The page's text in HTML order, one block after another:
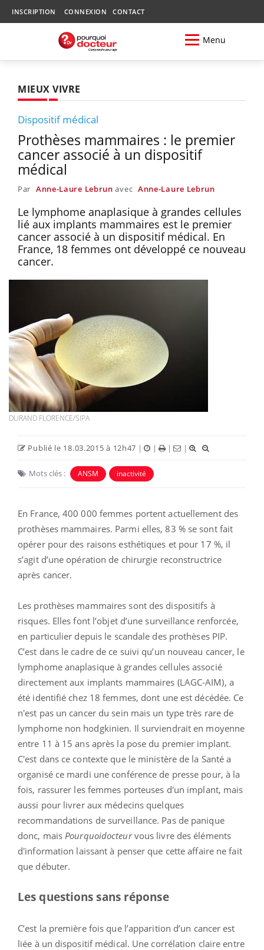
INSCRIPTION CONNEXION CONTACT
Menu
MIEUX VIVRE
Dispositif médical
Prothèses mammaires : le premier
cancer associé à un dispositif
médical
Par Anne-Laure Lebrun avec Anne-Laure Lebrun
Le lymphome anaplasique à grandes cellules
lié aux implants mammaires est le premier
cancer associé à un dispositif médical. En
France, 18 femmes ont développé ce nouveau
cancer.
DURAND FLORENCE/SIPA
Publié le 18.03.2015 à 12h47 | | | |
Mots clés : ANSM inactivité
En France, 400 000 femmes portent actuellement des
prothèses mammaires. Parmi elles, 83 % se sont fait
opérer pour des raisons esthétiques et pour 17 %, il
s’agit d’une opération de chirurgie reconstructrice
après cancer.
Les prothèses mammaires sont des dispositifs à
risques. Elles font l’objet d’une surveillance renforcée,
en particulier depuis le scandale des prothèses PIP.
C’est dans le cadre de ce suivi qu’un nouveau cancer, le
lymphome anaplasique à grandes cellules associé
directement aux implants mammaires (LAGC-AIM), a
été identifié chez 18 femmes, dont une est décédée. Ce
n'est pas un cancer du sein mais un type très rare de
lymphome non hodgkinien. Il surviendrait en moyenne
entre 11 à 15 ans après la pose du premier implant.
C'est dans ce contexte que le ministère de la Santé a
organisé ce mardi une conférence de presse pour, à la
fois, rassurer les femmes porteuses d'un implant, mais
aussi pour livrer aux médecins quelques
recommandations de surveillance. Pas de panique
donc, mais Pourquoidocteurvous livre des éléments
d'information laissant à penser que cette affaire ne fait
que débuter.
Les questions sans réponse
C’est la première fois que l’apparition d’un cancer est
liée à un dispositif médical. Une corrélation claire entre